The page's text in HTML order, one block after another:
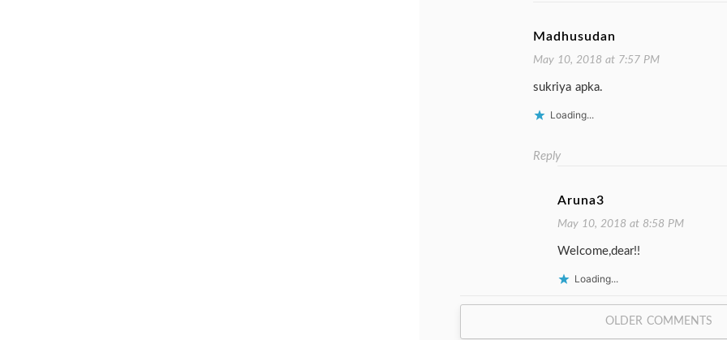
Madhusudan
May 10, 2018 at 7:57 PM
sukriya apka.
Loading...
Reply
Aruna3
May 10, 2018 at 8:58 PM
Welcome,dear!!
Loading...
OLDER COMMENTS